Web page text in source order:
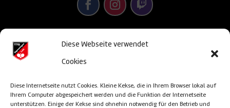
Diese Webseite verwendet
Cookies
Diese Internetseite nutzt Cookies. Kleine Kekse, die in Ihrem Browser lokal auf
Ihrem Computer abgespeichert werden und die Funktion der Internetseite
unterstützen. Einige der Kekse sind ohnehin notwendig für den Betrieb und
© TTG Sigmaringen/Laiz 2013-2026 –